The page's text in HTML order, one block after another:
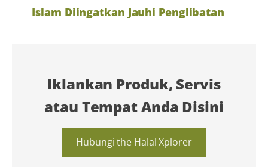
Iklankan Produk, Servis
atau Tempat Anda Disini
Hubungi the Halal Xplorer
Islam Diingatkan Jauhi Penglibatan